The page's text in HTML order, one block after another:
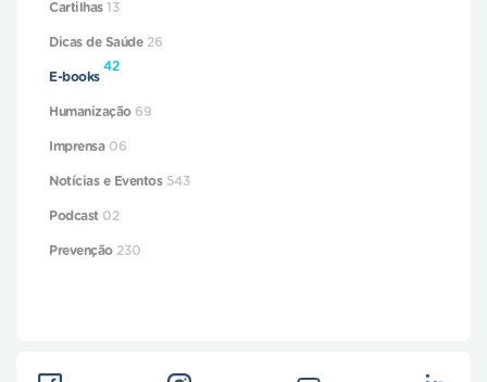
Cartilhas13
Dicas de Saúde 26
E-books
42
Humanização 69
Imprensa 06
Notícias e Eventos 543
Podcast 02
Prevenção 230